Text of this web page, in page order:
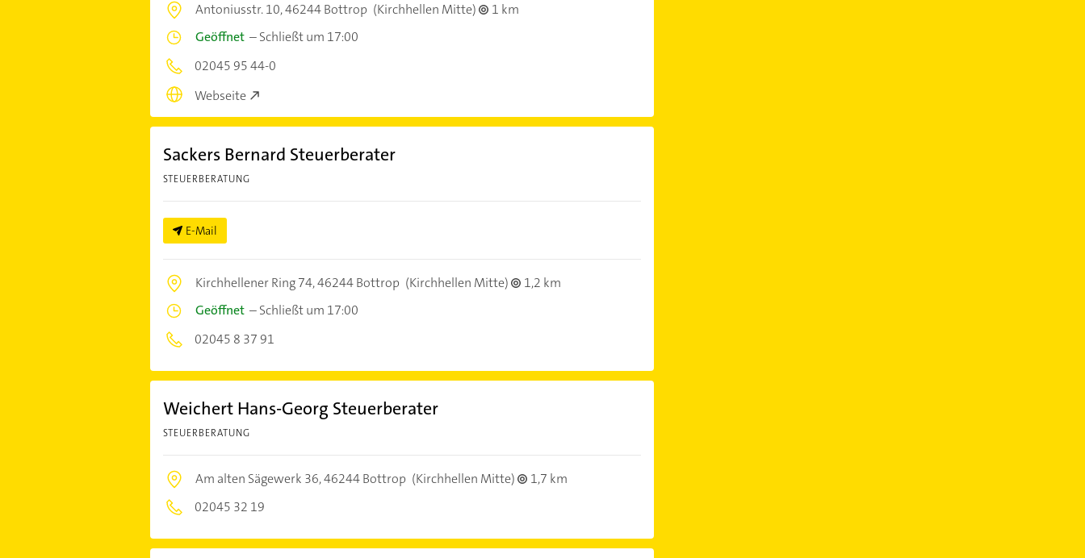
Antoniusstr. 10,46244 Bottrop (Kirchhellen Mitte)
1 km
Geöffnet–Schließt um 17:00
02045 95 44-0
Webseite
Sackers Bernard Steuerberater
STEUERBERATUNG
E-Mail
Kirchhellener Ring 74,46244 Bottrop (Kirchhellen Mitte)
1,2 km
Geöffnet–Schließt um 17:00
02045 8 37 91
Weichert Hans-Georg Steuerberater
STEUERBERATUNG
Am alten Sägewerk 36,46244 Bottrop (Kirchhellen Mitte)
1,7 km
02045 32 19